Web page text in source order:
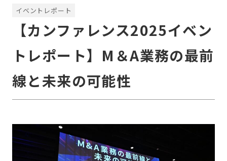
イベントレポート
【カンファレンス2025イベン
トレポート】M＆A業務の最前
線と未来の可能性